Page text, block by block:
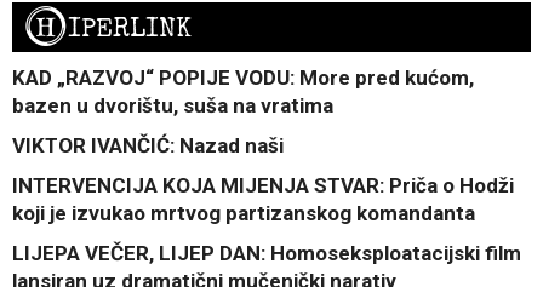
HIPERLINK
KAD „RAZVOJ“ POPIJE VODU: More pred kućom,
bazen u dvorištu, suša na vratima
VIKTOR IVANČIĆ: Nazad naši
INTERVENCIJA KOJA MIJENJA STVAR: Priča o Hodži
koji je izvukao mrtvog partizanskog komandanta
LIJEPA VEČER, LIJEP DAN: Homoseksploatacijski film
lansiran uz dramatični mučenički narativ